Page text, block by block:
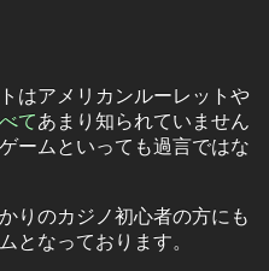
はアメリカンルーレットや
てあまり知られていません
ームといっても過言ではな
りのカジノ初心者の方にも
となっております。